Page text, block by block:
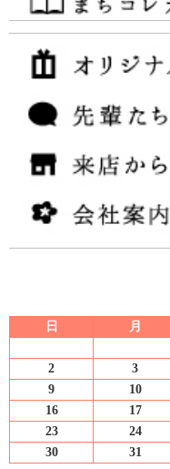
日
月
2 3
9
10
16
17
23
24
30
31